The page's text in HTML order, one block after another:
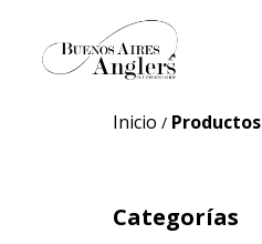
Inicio / Productos
Categorías